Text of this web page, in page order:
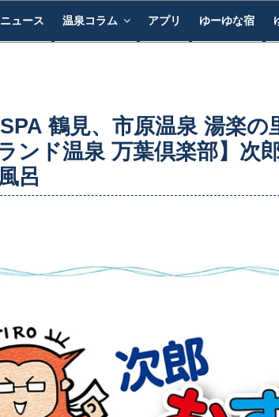
ュース 温泉コラム アプリ ゆーゆな宿
SPA 鶴見、市原温泉 湯楽
ンド温泉 万葉倶楽部】
呂